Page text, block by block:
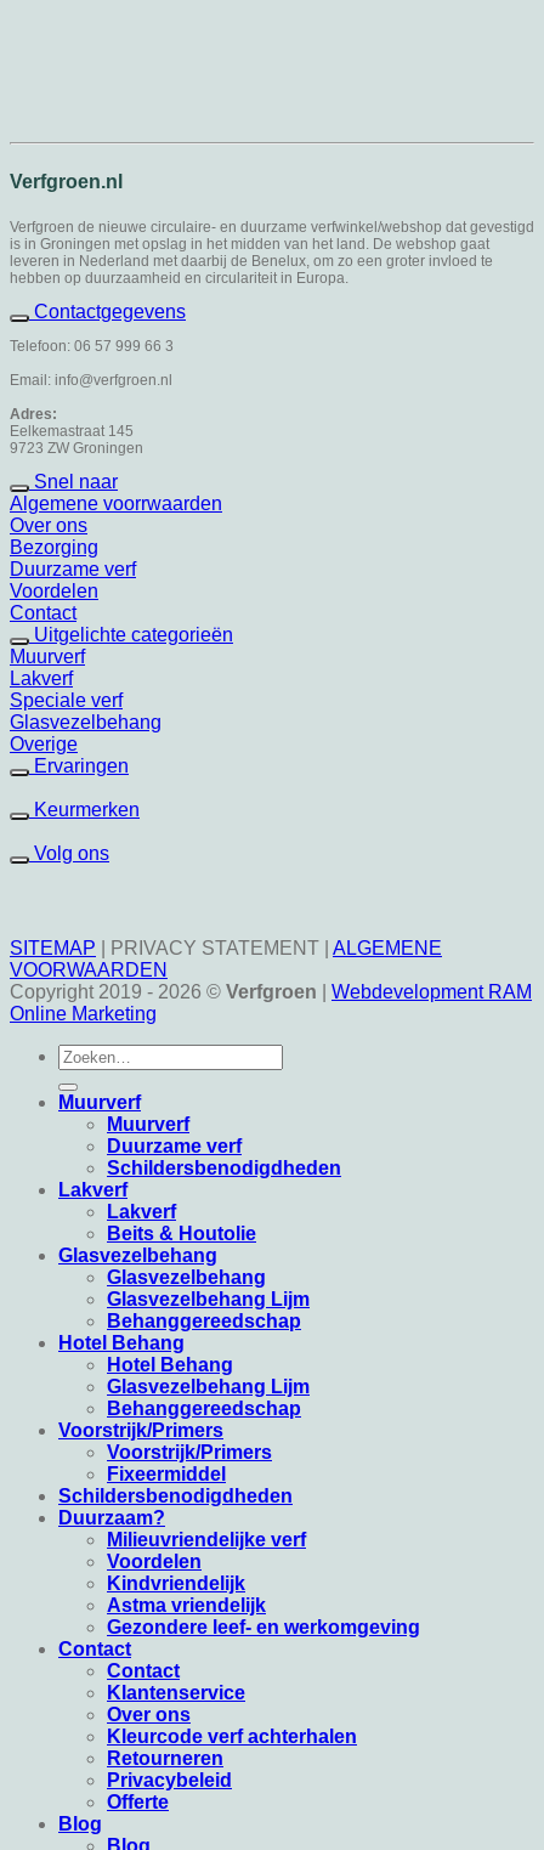
Verfgroen.nl
Verfgroen de nieuwe circulaire- en duurzame verfwinkel/webshop dat gevestigd
is in Groningen met opslag in het midden van het land. De webshop gaat
leveren in Nederland met daarbij de Benelux, om zo een groter invloed te
hebben op duurzaamheid en circulariteit in Europa.
Contactgegevens
Telefoon: 06 57 999 66 3
Email: info@verfgroen.nl
Adres:
Eelkemastraat 145
9723 ZW Groningen
Snel naar
Algemene voorrwaarden
Over ons
Bezorging
Duurzame verf
Voordelen
Contact
Uitgelichte categorieën
Muurverf
Lakverf
Speciale verf
Glasvezelbehang
Overige
Ervaringen
Keurmerken
Volg ons
SITEMAP PRIVACY STATEMENT
ALGEMENE
VOORWAARDEN
Copyright 2019 - 2026 © Verfgroen
Webdevelopment RAM
Online Marketing
Zoeken
naar:
Muurverf
Muurverf
Duurzame verf
Schildersbenodigdheden
Lakverf
Lakverf
Beits & Houtolie
Glasvezelbehang
Glasvezelbehang
Glasvezelbehang Lijm
Behanggereedschap
Hotel Behang
Hotel Behang
Glasvezelbehang Lijm
Behanggereedschap
Voorstrijk/Primers
Voorstrijk/Primers
Fixeermiddel
Schildersbenodigdheden
Duurzaam?
Milieuvriendelijke verf
Voordelen
Kindvriendelijk
Astma vriendelijk
Gezondere leef- en werkomgeving
Contact
Contact
Klantenservice
Over ons
Kleurcode verf achterhalen
Retourneren
Privacybeleid
Offerte
Blog
Blog